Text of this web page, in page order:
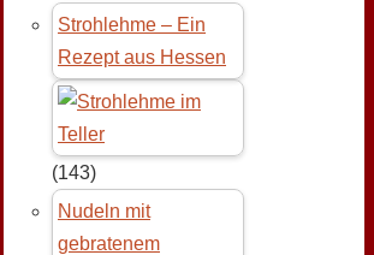
Strohlehme – Ein
Rezept aus Hessen
(143)
Nudeln mit
gebratenem